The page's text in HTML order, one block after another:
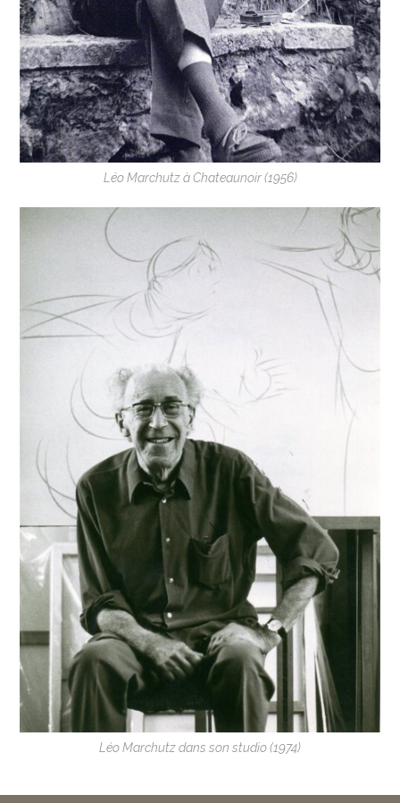
Léo Marchutz à Chateaunoir (1956)
Léo Marchutz dans son studio (1974)